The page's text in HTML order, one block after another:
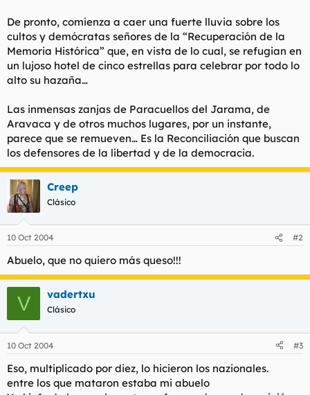
De pronto, comienza a caer una fuerte lluvia sobre los
cultos y demócratas señores de la “Recuperación de la
Memoria Histórica” que, en vista de lo cual, se refugian en
un lujoso hotel de cinco estrellas para celebrar por todo lo
alto su hazaña…
Las inmensas zanjas de Paracuellos del Jarama, de
Aravaca y de otros muchos lugares, por un instante,
parece que se remueven… Es la Reconciliación que buscan
los defensores de la libertad y de la democracia.
Creep
Clásico
10 Oct 2004 #2
Abuelo, que no quiero más queso!!!
V vadertxu
Clásico
10 Oct 2004 #3
Eso, multiplicado por diez, lo hicieron los nazionales.
entre los que mataron estaba mi abuelo